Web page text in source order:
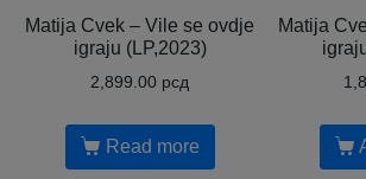
Matija Cvek – Vile se ovdje
igraju (LP,2023)
2,899.00 рсд
Read more
Matija